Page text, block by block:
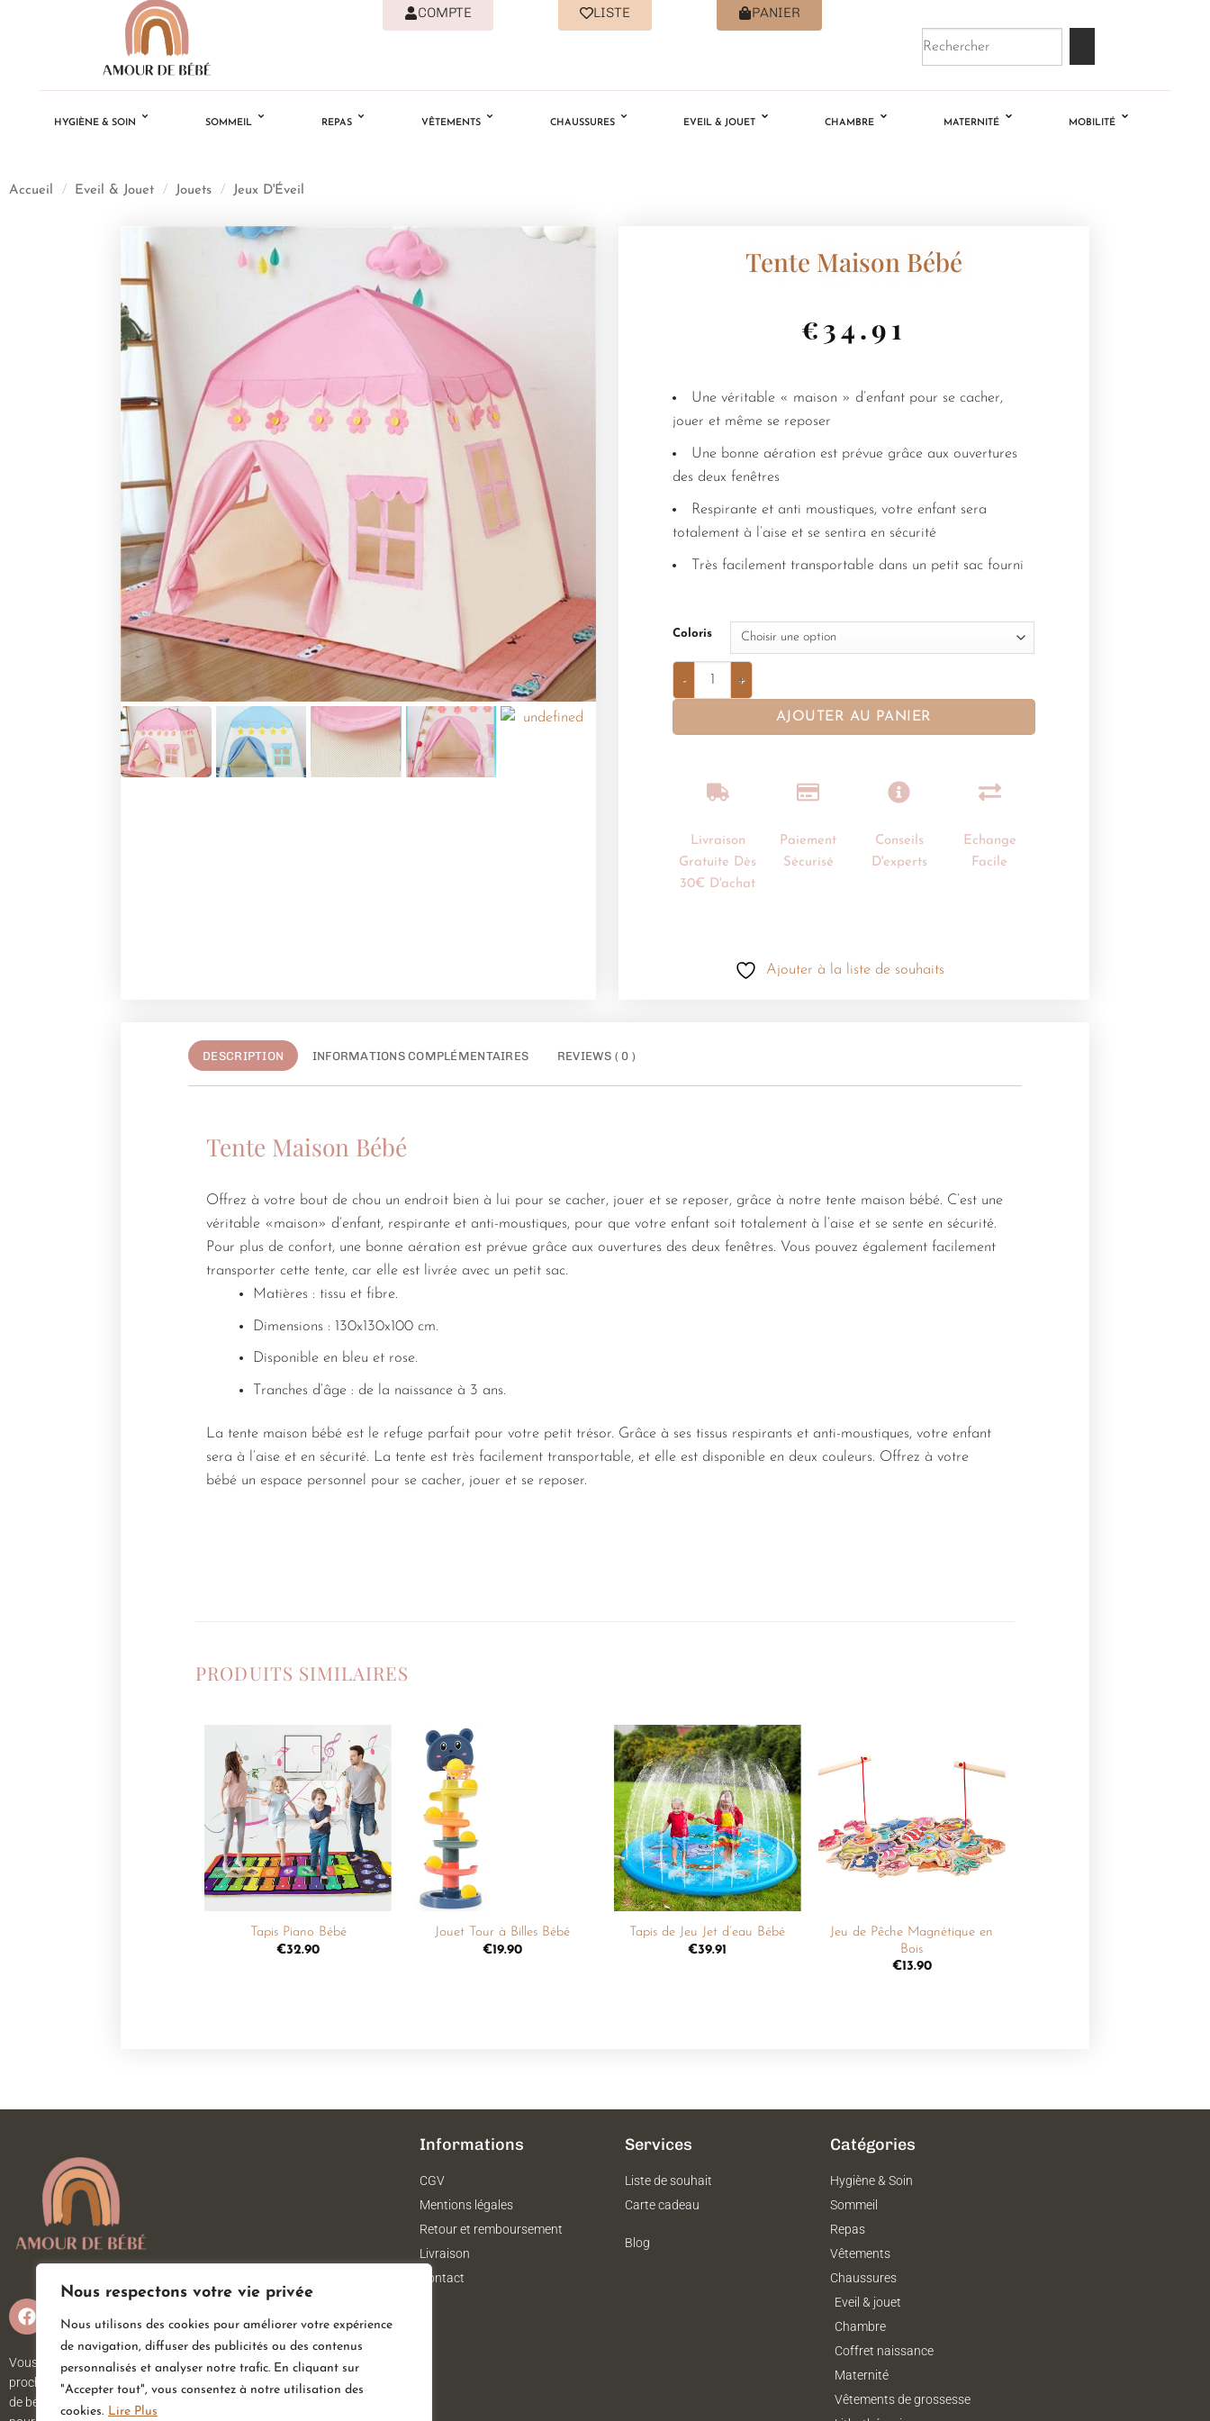
Nous respectons votre vie privée
Nous utilisons des cookies pour améliorer votre expérience
de navigation, diffuser des publicités ou des contenus
personnalisés et analyser notre trafic. En cliquant sur
"Accepter tout", vous consentez à notre utilisation des
cookies. Lire Plus
COMPTE LISTE PANIER
HYGIÈNE & SOIN SOMMEIL REPAS VÊTEMENTS CHAUSSURES EVEIL & JOUET CHAMBRE MATERNITÉ MOBILITÉ
Accueil / Eveil & Jouet / Jouets / Jeux D'Éveil
Tente Maison Bébé
€34.91
Une véritable « maison » d’enfant pour se cacher,
jouer et même se reposer
Une bonne aération est prévue grâce aux ouvertures
des deux fenêtres
Respirante et anti moustiques, votre enfant sera
totalement à l’aise et se sentira en sécurité
Très facilement transportable dans un petit sac fourni
Coloris
AJOUTER AU PANIER
Livraison
Gratuite Dès
30€ D'achat
Paiement
Sécurisé
Conseils
D'experts
Echange
Facile
Ajouter à la liste de souhaits
DESCRIPTION INFORMATIONS COMPLÉMENTAIRES REVIEWS ( 0 )
Tente Maison Bébé
Offrez à votre bout de chou un endroit bien à lui pour se cacher, jouer et se reposer, grâce à notre tente maison bébé. C’est une
véritable «maison» d’enfant, respirante et anti-moustiques, pour que votre enfant soit totalement à l’aise et se sente en sécurité.
Pour plus de confort, une bonne aération est prévue grâce aux ouvertures des deux fenêtres. Vous pouvez également facilement
transporter cette tente, car elle est livrée avec un petit sac.
Matières : tissu et fibre.
Dimensions : 130x130x100 cm.
Disponible en bleu et rose.
Tranches d’âge : de la naissance à 3 ans.
La tente maison bébé est le refuge parfait pour votre petit trésor. Grâce à ses tissus respirants et anti-moustiques, votre enfant
sera à l’aise et en sécurité. La tente est très facilement transportable, et elle est disponible en deux couleurs. Offrez à votre
bébé un espace personnel pour se cacher, jouer et se reposer.
PRODUITS SIMILAIRES
Ajouter
à la
liste de
souhaits
+
Tapis Piano Bébé
€32.90
+
Jouet Tour à Billes Bébé
€19.90
Ajouter
à la
liste de
souhaits
+
Tapis de Jeu Jet d’eau Bébé
€39.91
Ajouter
à la
liste de
souhaits
Jeu de Pêche Magnétique en
Bois
€13.90
Vous attendez un heureux événement ou vous ou vos
proches viennent d’accueillir un petit trésor ? Sur Amour
de bébé, vous trouverez tout ce dont vous avez besoin
Informations
CGV
Mentions légales
Retour et remboursement
Livraison
Contact
Services
Liste de souhait
Carte cadeau
Blog
Catégories
Hygiène & Soin
Sommeil
Repas
Vêtements
Chaussures
Eveil & jouet
Chambre
Coffret naissance
Maternité
Vêtements de grossesse